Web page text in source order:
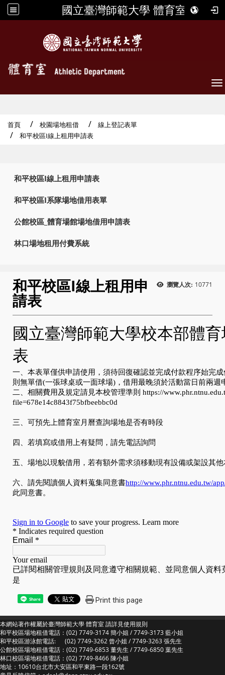
國立臺灣師範大學 體育室
首頁 校園場地租借
線上登記表單
和平校區I線上租用申請表
和平校區I線上租用申請表
和平校區I系隊場地借用表單
公館校區_體育場館場地借用申請表
林口場地租用付費系統
瀏覽人次: 10771
和平校區I線上租用申
請表
Share Print this page
本網站著作權屬於臺灣師範大學 體育室 請詳見使用規則
和平校區場地租借電話：(02) 7749-3174 簡小姐 / 7749-3173 藍小姐
和平校區游泳館電話: (02) 7749-3262 曾小姐 / 7749-3263 張先生
公館校區場地租借電話：(02) 7749-6853 董先生 / 7749-6850 葉先生
林口校區場地租借電話：(02) 7749-8466 陳小姐
地址：10610台北市大安區和平東路一段162號